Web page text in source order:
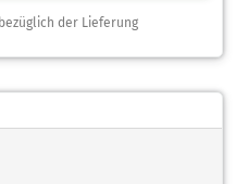
der Lieferung